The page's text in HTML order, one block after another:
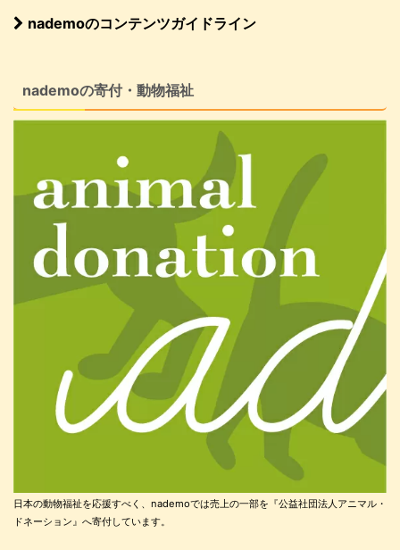
nademoのコンテンツガイドライン
nademoの寄付・動物福祉
日本の動物福祉を応援すべく、nademoでは売上の一部を『公益社団法人アニマル・
ドネーション』へ寄付しています。